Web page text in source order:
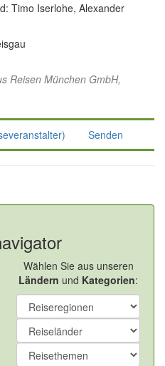
Timo Iserlohe, Alexander
Reisen München GmbH,
Senden
Wählen Sie aus unseren
Ländern und Kategorien: